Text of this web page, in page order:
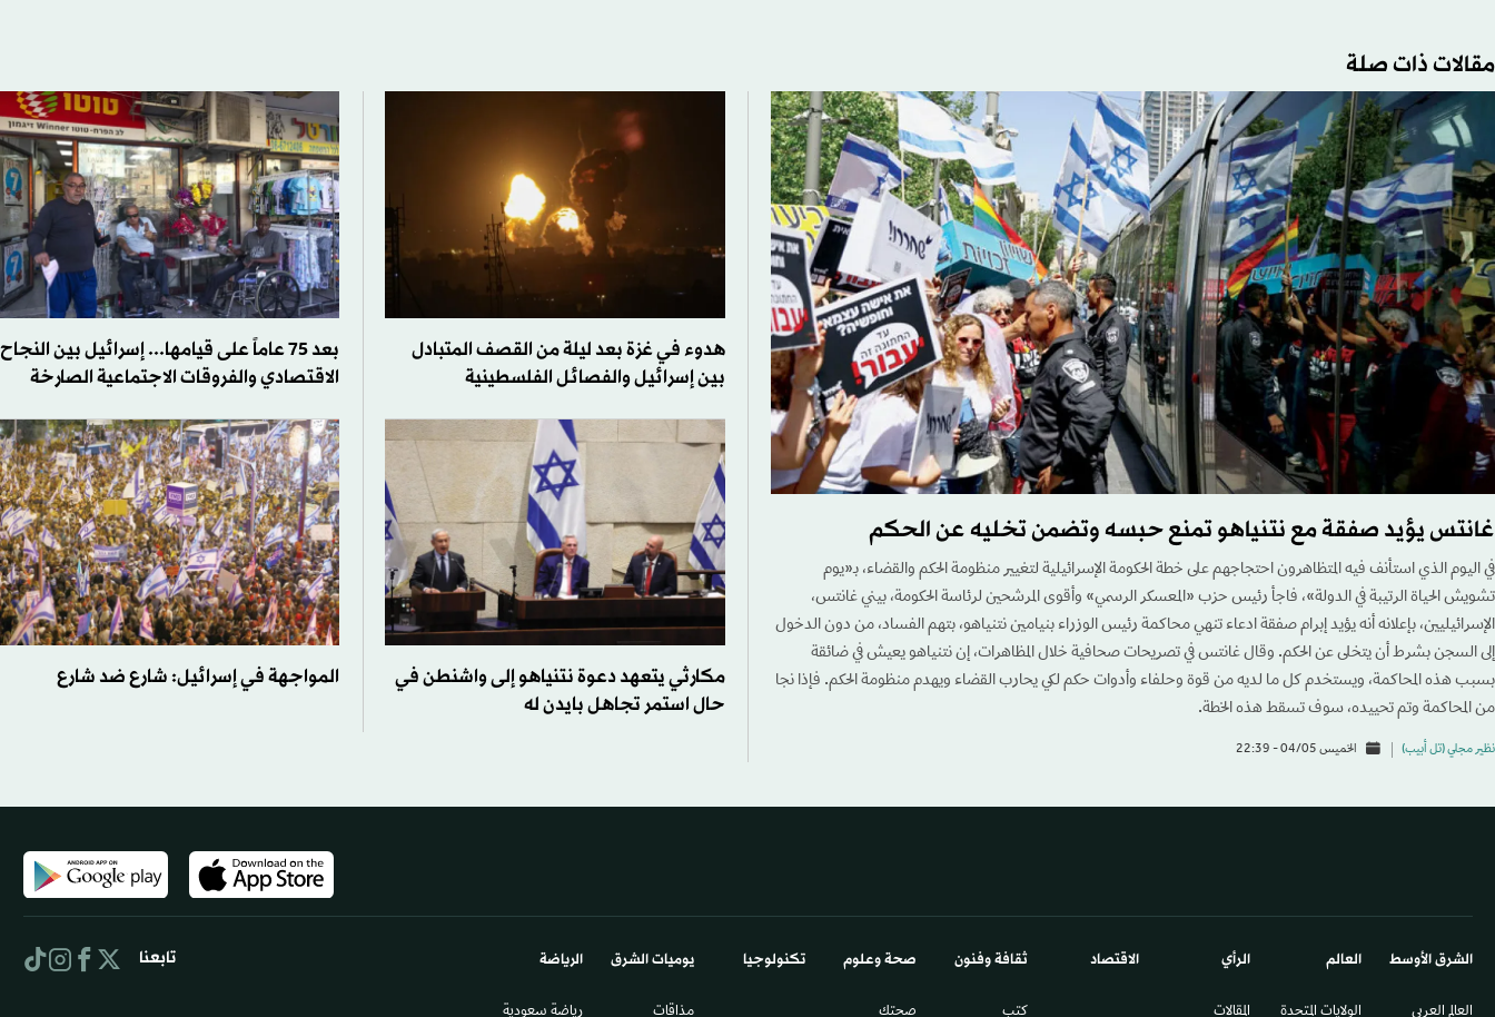
مقالات ذات صلة
غانتس يؤيد صفقة مع نتنياهو تمنع حبسه وتضمن تخليه عن الحكم
في اليوم الذي استأنف فيه المتظاهرون احتجاجهم على خطة الحكومة الإسرائيلية لتغيير منظومة الحكم والقضاء، بـ«يوم
تشويش الحياة الرتيبة في الدولة»، فاجأ رئيس حزب «المعسكر الرسمي» وأقوى المرشحين لرئاسة الحكومة، بيني غانتس،
الإسرائيليين، بإعلانه أنه يؤيد إبرام صفقة ادعاء تنهي محاكمة رئيس الوزراء بنيامين نتنياهو، بتهم الفساد، من دون الدخول
إلى السجن بشرط أن يتخلى عن الحكم. وقال غانتس في تصريحات صحافية خلال المظاهرات، إن نتنياهو يعيش في ضائقة
بسبب هذه المحاكمة، ويستخدم كل ما لديه من قوة وحلفاء وأدوات حكم لكي يحارب القضاء ويهدم منظومة الحكم. فإذا نجا
من المحاكمة وتم تحييده، سوف تسقط هذه الخطة.
نظير مجلي (تل أبيب) الخميس 04/05 - 22:39
هدوء في غزة بعد ليلة من القصف المتبادل
بين إسرائيل والفصائل الفلسطينية
بعد 75 عاماً على قيامها... إسرائيل بين النجاح
الاقتصادي والفروقات الاجتماعية الصارخة
مكارثي يتعهد دعوة نتنياهو إلى واشنطن في
حال استمر تجاهل بايدن له
المواجهة في إسرائيل: شارع ضد شارع
الشرق الأوسط​
العالم العربي
العالم
الولايات المتحدة
الرأي
المقالات
الاقتصاد ثقافة وفنون
كتب
صحة وعلوم
صحتك
تكنولوجيا يوميات الشرق​
مذاقات
الرياضة
رياضة سعودية
تابعنا